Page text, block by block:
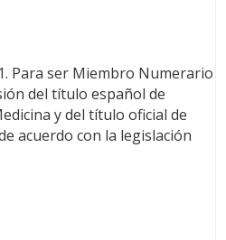
Para ser Miembro Numerario
del título español de
y del título oficial de
acuerdo con la legislación